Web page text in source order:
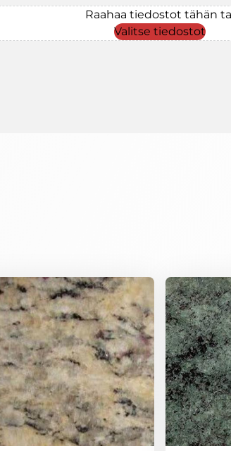
Raahaa tiedostot tähän
Valitse tiedostot